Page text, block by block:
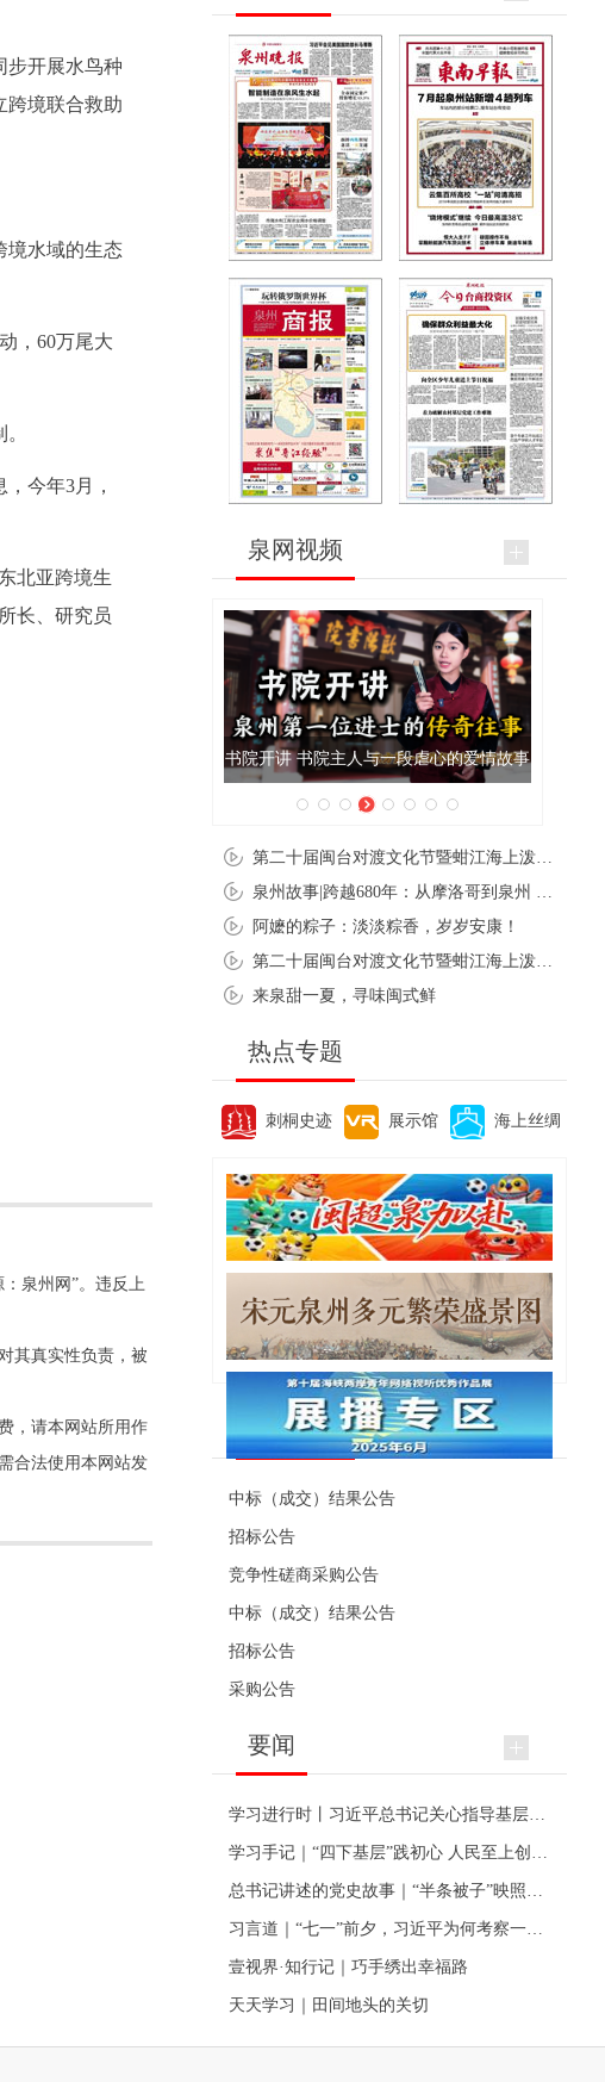
步开展水鸟种
跨境联合救助
境水域的生态
，60万尾大
今年3月，
北亚跨境生
长、研究员
泉州网”。违反上
其真实性负责，被
，请本网站所用作
合法使用本网站发
泉网视频
院开讲 书院主人与一段虐心的爱情故事 泉州肉粽亮相央视《新闻联播》
阿嬷的粽子：淡淡粽香，岁岁安康！
来泉甜一夏，寻味闽式鲜
热点专题
刺桐史迹 展示馆 海上丝绸
便民资讯
中标（成交）结果公告
招标公告
竞争性磋商采购公告
中标（成交）结果公告
招标公告
采购公告
要闻
壹视界·知行记｜巧手绣出幸福路
天天学习｜田间地头的关切